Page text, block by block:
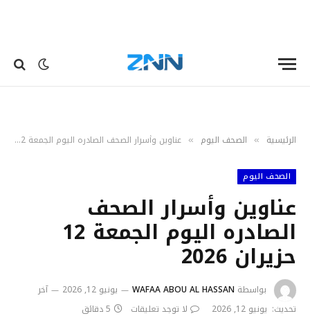
الرئيسية » الصحف اليوم » عناوين وأسرار الصحف الصادره اليوم الجمعة 12 حزيران 2026
الصحف اليوم
عناوين وأسرار الصحف
الصادره اليوم الجمعة 12
حزيران 2026
بواسطة WAFAA ABOU AL HASSAN يونيو 12, 2026
آخر
تحديث: يونيو 12, 2026 لا توجد تعليقات 5 دقائق